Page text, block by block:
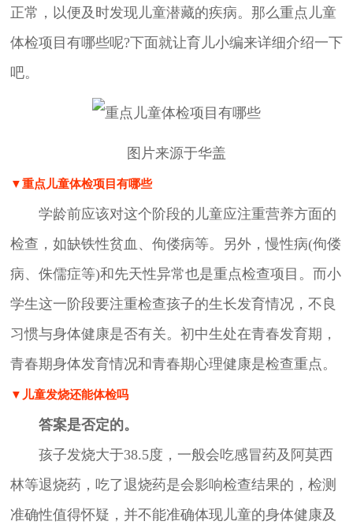
正常，以便及时发现儿童潜藏的疾病。那么重点儿童
体检项目有哪些呢?下面就让育儿小编来详细介绍一下
吧。
图片来源于华盖
▼重点儿童体检项目有哪些
学龄前应该对这个阶段的儿童应注重营养方面的
检查，如缺铁性贫血、佝偻病等。另外，慢性病(佝偻
病、侏儒症等)和先天性异常也是重点检查项目。而小
学生这一阶段要注重检查孩子的生长发育情况，不良
习惯与身体健康是否有关。初中生处在青春发育期，
青春期身体发育情况和青春期心理健康是检查重点。
▼儿童发烧还能体检吗
答案是否定的。
孩子发烧大于38.5度，一般会吃感冒药及阿莫西
林等退烧药，吃了退烧药是会影响检查结果的，检测
准确性值得怀疑，并不能准确体现儿童的身体健康及